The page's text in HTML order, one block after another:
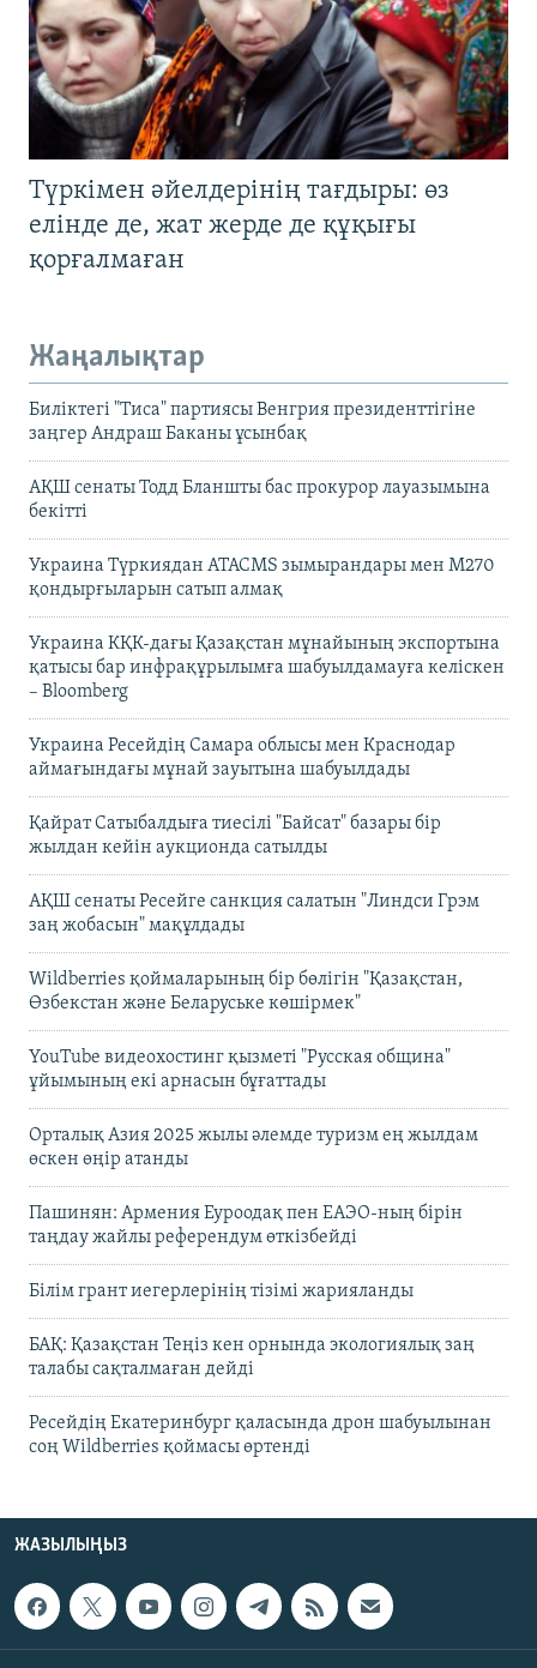
Түркімен әйелдерінің тағдыры: өз
елінде де, жат жерде де құқығы
қорғалмаған
Жаңалықтар
Биліктегі "Тиса" партиясы Венгрия президенттігіне
заңгер Андраш Баканы ұсынбақ
АҚШ сенаты Тодд Бланшты бас прокурор лауазымына
бекітті
Украина Түркиядан ATACMS зымырандары мен M270
қондырғыларын сатып алмақ
Украина КҚК-дағы Қазақстан мұнайының экспортына
қатысы бар инфрақұрылымға шабуылдамауға келіскен
– Bloomberg
Украина Ресейдің Самара облысы мен Краснодар
аймағындағы мұнай зауытына шабуылдады
Қайрат Сатыбалдыға тиесілі "Байсат" базары бір
жылдан кейін аукционда сатылды
АҚШ сенаты Ресейге санкция салатын "Линдси Грэм
заң жобасын" мақұлдады
Wildberries қоймаларының бір бөлігін "Қазақстан,
Өзбекстан және Беларуське көшірмек"
YouTube видеохостинг қызметі "Русская община"
ұйымының екі арнасын бұғаттады
Орталық Азия 2025 жылы әлемде туризм ең жылдам
өскен өңір атанды
Пашинян: Армения Еуроодақ пен ЕАЭО-ның бірін
таңдау жайлы референдум өткізбейді
Білім грант иегерлерінің тізімі жарияланды
БАҚ: Қазақстан Теңіз кен орнында экологиялық заң
талабы сақталмаған дейді
Ресейдің Екатеринбург қаласында дрон шабуылынан
соң Wildberries қоймасы өртенді
ЖАЗЫЛЫҢЫЗ